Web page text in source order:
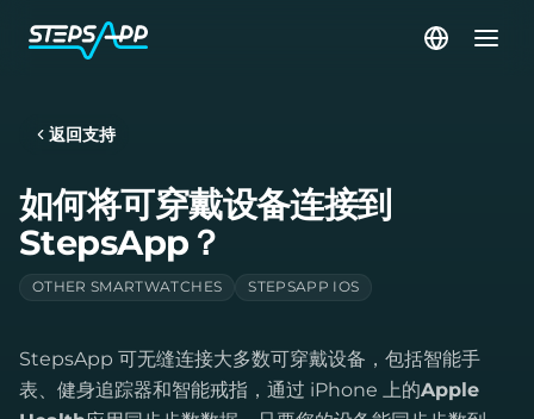
返回支持
如何将可穿戴设备连接到
StepsApp？
OTHER SMARTWATCHES STEPSAPP IOS
StepsApp 可无缝连接大多数可穿戴设备，包括智能手
表、健身追踪器和智能戒指，通过 iPhone 上的Apple